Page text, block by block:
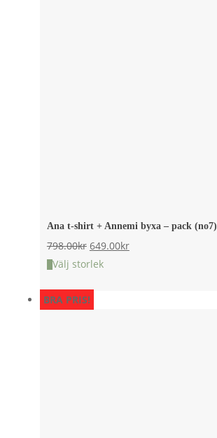
Ana t-shirt + Annemi byxa – pack (no7)
798.00kr Det
ursprungliga
var:
649.00krDet
Välj storlek
BRA PRIS!